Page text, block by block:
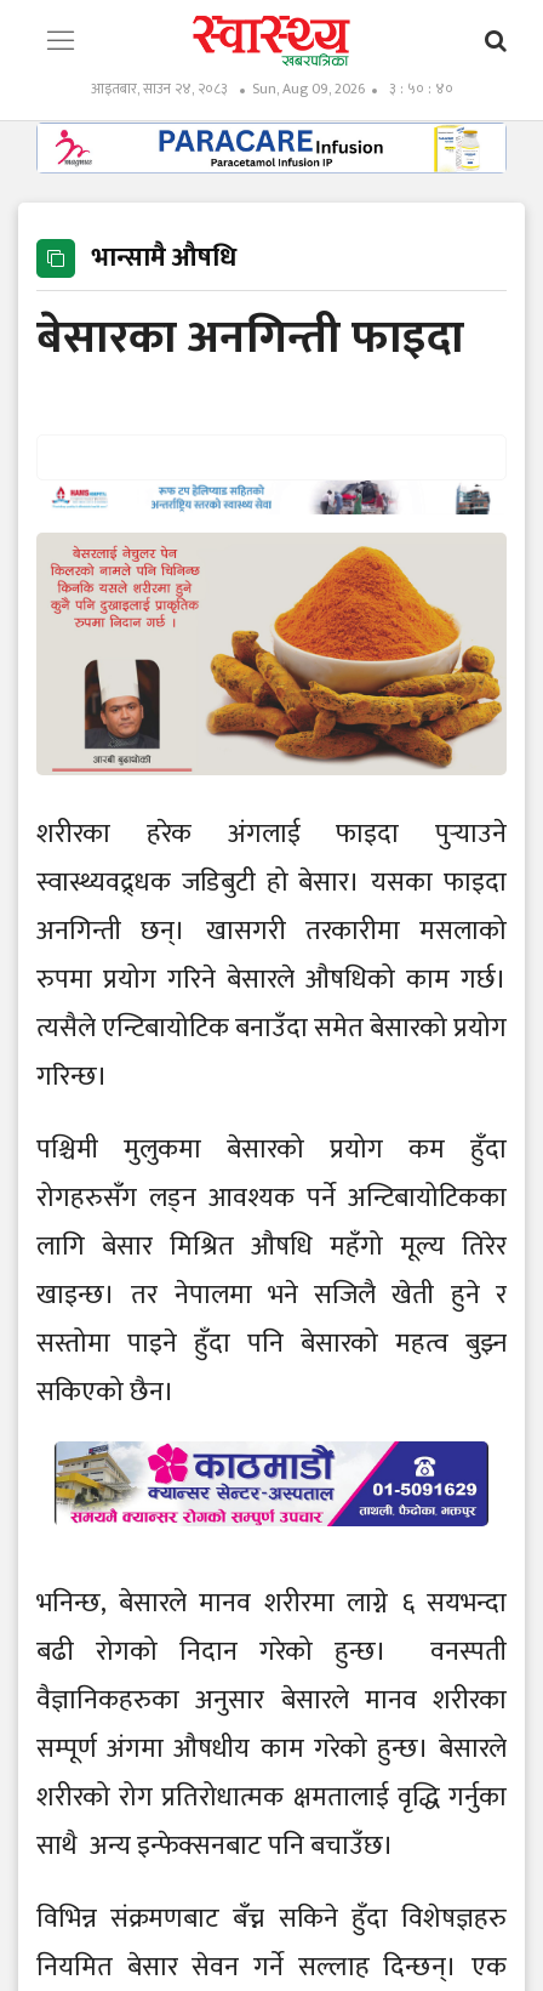
आइतबार, साउन २४, २०८३ Sun, Aug 09, 2026 ३ : ५० : ४१
भान्सामै औषधि
बेसारका अनगिन्ती फाइदा
शरीरका हरेक अंगलाई फाइदा पुर्‍याउने
स्वास्थ्यवद्र्धक जडिबुटी हो बेसार। यसका फाइदा
अनगिन्ती छन्। खासगरी तरकारीमा मसलाको
रुपमा प्रयोग गरिने बेसारले औषधिको काम गर्छ।
त्यसैले एन्टिबायोटिक बनाउँदा समेत बेसारको प्रयोग
गरिन्छ।
पश्चिमी मुलुकमा बेसारको प्रयोग कम हुँदा
रोगहरुसँग लड्न आवश्यक पर्ने अन्टिबायोटिकका
लागि बेसार मिश्रित औषधि महँगो मूल्य तिरेर
खाइन्छ। तर नेपालमा भने सजिलै खेती हुने र
सस्तोमा पाइने हुँदा पनि बेसारको महत्व बुझ्न
सकिएको छैन।
भनिन्छ, बेसारले मानव शरीरमा लाग्ने ६ सयभन्दा
बढी रोगको निदान गरेको हुन्छ। वनस्पती
वैज्ञानिकहरुका अनुसार बेसारले मानव शरीरका
सम्पूर्ण अंगमा औषधीय काम गरेको हुन्छ। बेसारले
शरीरको रोग प्रतिरोधात्मक क्षमतालाई वृद्धि गर्नुका
साथै अन्य इन्फेक्सनबाट पनि बचाउँछ।
विभिन्न संक्रमणबाट बँच्न सकिने हुँदा विशेषज्ञहरु
नियमित बेसार सेवन गर्ने सल्लाह दिन्छन्। एक